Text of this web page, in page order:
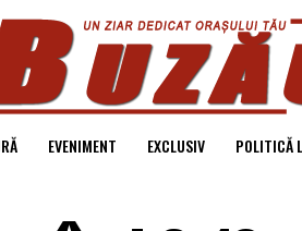
EVENIMENT EXCLUSIV POLITICĂ